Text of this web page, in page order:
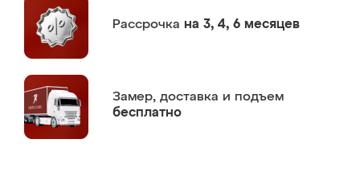
Рассрочка на 3, 4, 6 месяцев
Замер, доставка и подъем
бесплатно